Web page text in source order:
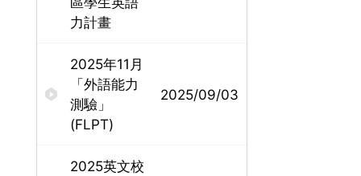
力計畫
2025年11月
「外語能力
測驗」
(FLPT)
2025/09/03
2025英文校